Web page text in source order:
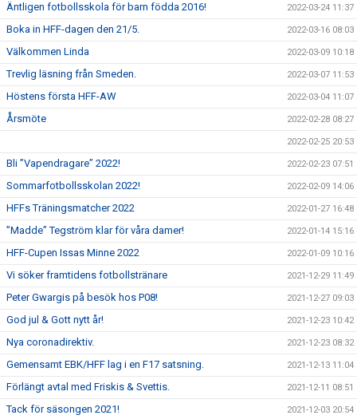
Äntligen fotbollsskola för barn födda 2016! 2022-03-24 11:37
Boka in HFF-dagen den 21/5. 2022-03-16 08:03
Välkommen Linda 2022-03-09 10:18
Trevlig läsning från Smeden. 2022-03-07 11:53
Höstens första HFF-AW 2022-03-04 11:07
Årsmöte 2022-02-28 08:27
2022-02-25 20:53
Bli ”Vapendragare” 2022! 2022-02-23 07:51
Sommarfotbollsskolan 2022! 2022-02-09 14:06
HFFs Träningsmatcher 2022 2022-01-27 16:48
”Madde” Tegström klar för våra damer! 2022-01-14 15:16
HFF-Cupen Issas Minne 2022 2022-01-09 10:16
Vi söker framtidens fotbollstränare 2021-12-29 11:49
Peter Gwargis på besök hos P08! 2021-12-27 09:03
God jul & Gott nytt år! 2021-12-23 10:42
Nya coronadirektiv. 2021-12-23 08:32
Gemensamt EBK/HFF lag i en F17 satsning. 2021-12-13 11:04
Förlängt avtal med Friskis & Svettis. 2021-12-11 08:51
Tack för säsongen 2021! 2021-12-03 20:54